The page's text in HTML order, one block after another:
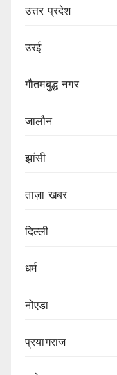
उत्तर प्रदेश
उरई
गौतमबुद्ध नगर
जालौन
झांसी
ताज़ा खबर
दिल्ली
धर्म
नोएडा
प्रयागराज